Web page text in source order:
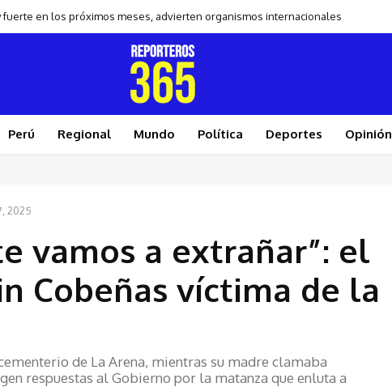
fuerte en los próximos meses, advierten organismos internacionales
Perú Regional Mundo Política Deportes Opinión
2025
vamos a extrañar”: el
Cobeñas víctima de la
de La Arena, mientras su madre clamaba
respuestas al Gobierno por la matanza que enluta a